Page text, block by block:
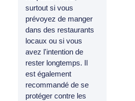
surtout si vous
prévoyez de manger
dans des restaurants
locaux ou si vous
avez l'intention de
rester longtemps. Il
est également
recommandé de se
protéger contre les